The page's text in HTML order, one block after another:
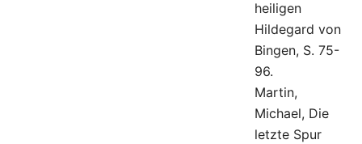
heiligen
Hildegard von
Bingen, S. 75-
96.
Martin,
Michael, Die
letzte Spur